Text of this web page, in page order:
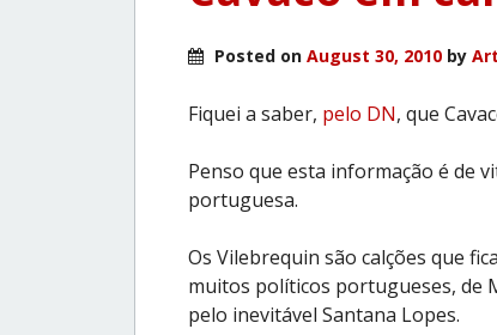
Posted on August 30, 2010 by
Fiquei a saber, pelo DN, que
Penso que esta informação é de
portuguesa.
Os Vilebrequin são calções que
muitos políticos portugueses, de
pelo inevitável Santana Lopes.